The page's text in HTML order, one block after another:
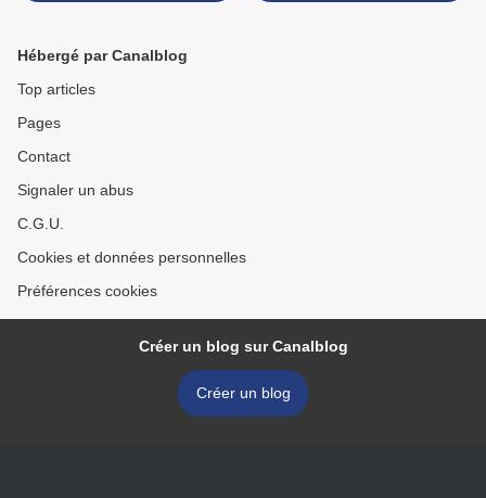
Hébergé par Canalblog
Top articles
Pages
Contact
Signaler un abus
C.G.U.
Cookies et données personnelles
Préférences cookies
Créer un blog sur Canalblog
Créer un blog